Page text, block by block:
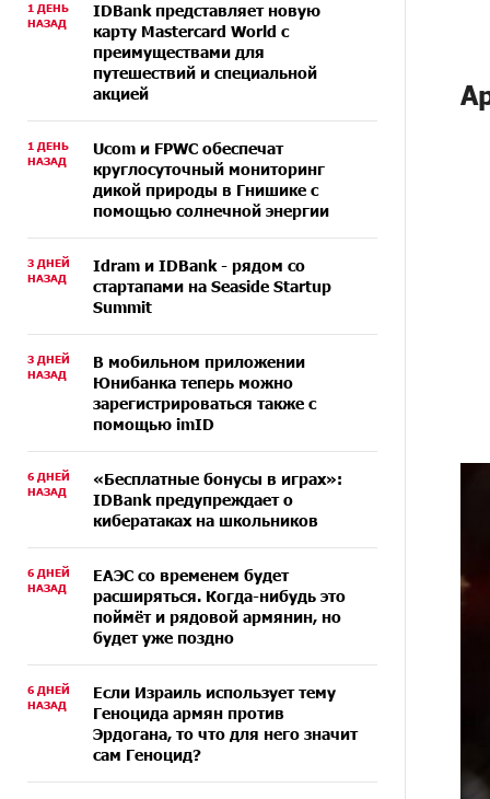
1 ДЕНЬ
НАЗАД
IDBank представляет новую
карту Mastercard World с
преимуществами для
путешествий и специальной
акцией
1 ДЕНЬ
НАЗАД
Ucom и FPWC обеспечат
круглосуточный мониторинг
дикой природы в Гнишике с
помощью солнечной энергии
3 ДНЕЙ
НАЗАД
Idram и IDBank - рядом со
стартапами на Seaside Startup
Summit
3 ДНЕЙ
НАЗАД
В мобильном приложении
Юнибанка теперь можно
зарегистрироваться также с
помощью imID
6 ДНЕЙ
НАЗАД
«Бесплатные бонусы в играх»:
IDBank предупреждает о
кибератаках на школьников
6 ДНЕЙ
НАЗАД
ЕАЭС со временем будет
расширяться. Когда-нибудь это
поймёт и рядовой армянин, но
будет уже поздно
6 ДНЕЙ
НАЗАД
Если Израиль использует тему
Геноцида армян против
Эрдогана, то что для него значит
сам Геноцид?